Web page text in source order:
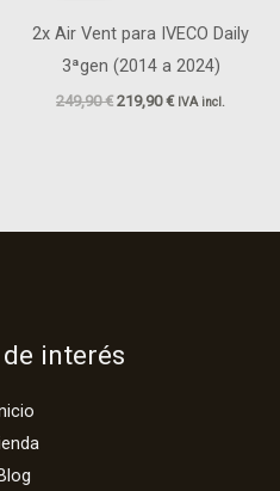
2x Air Vent para IVECO Daily
3ªgen (2014 a 2024)
249,90€
249,90 €.
219,90€
219,90 €.
IVA incl.
interés
Blog